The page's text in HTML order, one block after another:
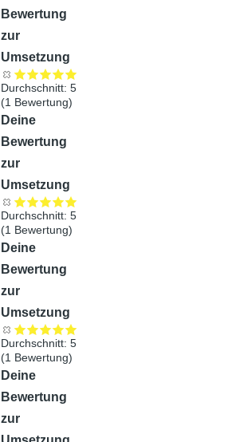
Bewertung
zur
Umsetzung
Durchschnitt: 5
(1 Bewertung)
Deine
Bewertung
zur
Umsetzung
Durchschnitt: 5
(1 Bewertung)
Deine
Bewertung
zur
Umsetzung
Durchschnitt: 5
(1 Bewertung)
Deine
Bewertung
zur